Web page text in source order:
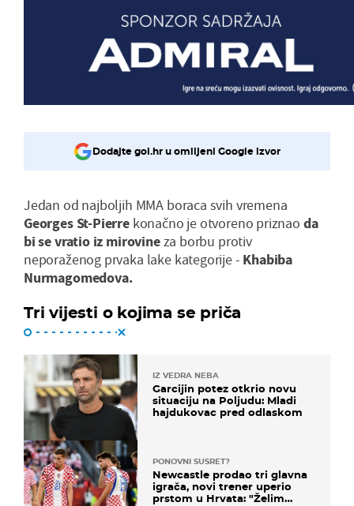
Dodajte gol.hr u omiljeni Google izvor
Jedan od najboljih MMA boraca svih vremena
Georges St-Pierrekonačno je otvoreno priznao da
bi se vratio iz mirovineza borbu protiv
neporaženog prvaka lake kategorije - Khabiba
Nurmagomedova.
Tri vijesti o kojima se priča
IZ VEDRA NEBA
Garcijin potez otkrio novu
situaciju na Poljudu: Mladi
hajdukovac pred odlaskom
PONOVNI SUSRET?
Newcastle prodao tri glavna
igrača, novi trener uperio
prstom u Hrvata: "Želim